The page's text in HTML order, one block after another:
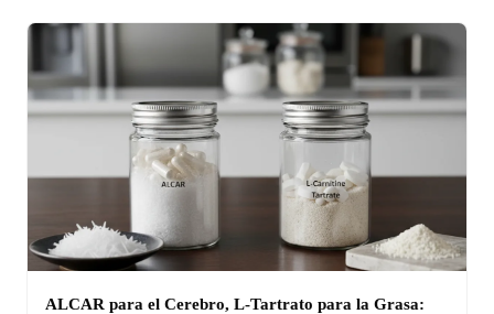
ALCAR para el Cerebro, L-Tartrato para la Grasa: